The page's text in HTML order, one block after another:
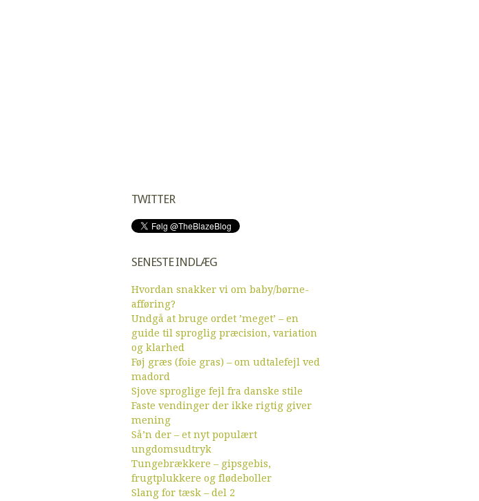
TWITTER
SENESTE INDLÆG
Hvordan snakker vi om baby/børne-
afføring?
Undgå at bruge ordet ’meget’ – en
guide til sproglig præcision, variation
og klarhed
Føj græs (foie gras) – om udtalefejl ved
madord
Sjove sproglige fejl fra danske stile
Faste vendinger der ikke rigtig giver
mening
Så’n der – et nyt populært
ungdomsudtryk
Tungebrækkere – gipsgebis,
frugtplukkere og flødeboller
Slang for tæsk – del 2